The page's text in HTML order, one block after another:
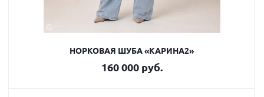
НОРКОВАЯ ШУБА «КАРИНА2»
160 000 руб.